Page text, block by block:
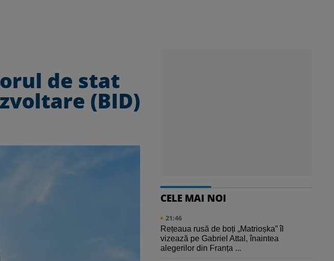
de stat
(BID)
CELE MAI NOI
21:46
Rețeaua rusă de boți „Matrioșka” îl
vizează pe Gabriel Attal, înaintea
alegerilor din Franța ...